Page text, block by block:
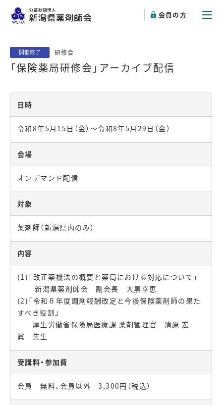
会員の方
「保険薬局研修会」アーカイブ配信
開催終了 研修会
日時
令和8年5月15日（金）～令和8年5月29日（金）
会場
オンデマンド配信
対象
薬剤師（新潟県内のみ）
内容
(1)「改正薬機法の概要と薬局における対応について」
新潟県薬剤師会 副会長 大黒幸恵
(2)「令和８年度調剤報酬改定と今後保険薬剤師の果た
すべき役割」
厚生労働省保険局医療課 薬剤管理官 清原 宏
眞 先生
受講料・参加費
会員 無料、会員以外 3,300円（税込）